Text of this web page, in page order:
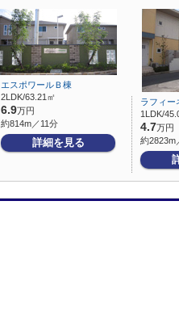
エスポワールＢ棟
2LDK/63.21㎡
6.9万円
約814m／11分
詳細を見る
ラフィー
1LDK/
4.7万円
約2823m